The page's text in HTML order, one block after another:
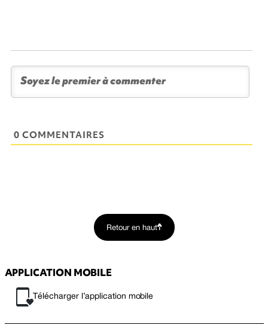
0 COMMENTAIRES
Retour en haut
APPLICATION MOBILE
Télécharger l’application mobile